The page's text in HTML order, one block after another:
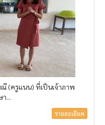
(ครูแนน) ที่เป็นเจ้าภาพ
...
รายละเอียด